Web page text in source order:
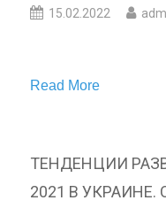
15.02.2022
Read More
ТЕНДЕНЦИИ
2021 В